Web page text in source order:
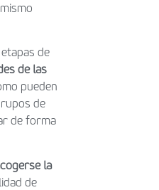
de
de las
pueden
de
de forma
la
de